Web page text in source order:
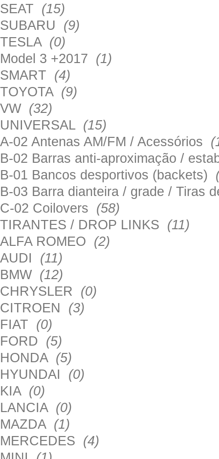
SEAT (15)
SUBARU (9)
TESLA (0)
Model 3 +2017 (1)
SMART (4)
TOYOTA (9)
VW (32)
UNIVERSAL (15)
A-02 Antenas AM/FM / Acessórios
B-02 Barras anti-aproximação /
B-01 Bancos desportivos (backets)
B-03 Barra dianteira / grade / Tiras
C-02 Coilovers (58)
TIRANTES / DROP LINKS (11)
ALFA ROMEO (2)
AUDI (11)
BMW (12)
CHRYSLER (0)
CITROEN (3)
FIAT (0)
FORD (5)
HONDA (5)
HYUNDAI (0)
KIA (0)
LANCIA (0)
MAZDA (1)
MERCEDES (4)